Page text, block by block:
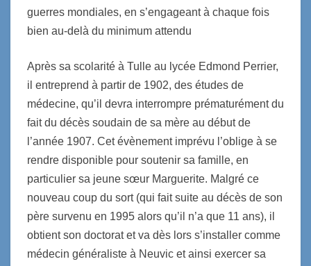
guerres mondiales, en s’engageant à chaque fois
bien au-delà du minimum attendu
Après sa scolarité à Tulle au lycée Edmond Perrier,
il entreprend à partir de 1902, des études de
médecine, qu’il devra interrompre prématurément du
fait du décès soudain de sa mère au début de
l’année 1907. Cet évènement imprévu l’oblige à se
rendre disponible pour soutenir sa famille, en
particulier sa jeune sœur Marguerite. Malgré ce
nouveau coup du sort (qui fait suite au décès de son
père survenu en 1995 alors qu’il n’a que 11 ans), il
obtient son doctorat et va dès lors s’installer comme
médecin généraliste à Neuvic et ainsi exercer sa